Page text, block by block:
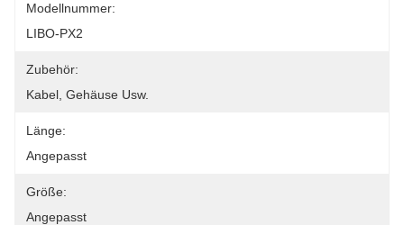
Modellnummer:
LIBO-PX2
Zubehör:
Kabel, Gehäuse Usw.
Länge:
Angepasst
Größe:
Angepasst